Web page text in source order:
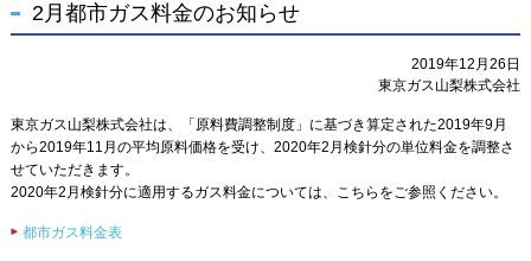
2月都市ガス料金のお知らせ
2019年12月26日
東京ガス山梨株式会社
東京ガス山梨株式会社は、「原料費調整制度」に基づき算定された2019年9月
から2019年11月の平均原料価格を受け、2020年2月検針分の単位料金を調整さ
せていただきます。
2020年2月検針分に適用するガス料金については、こちらをご参照ください。
都市ガス料金表